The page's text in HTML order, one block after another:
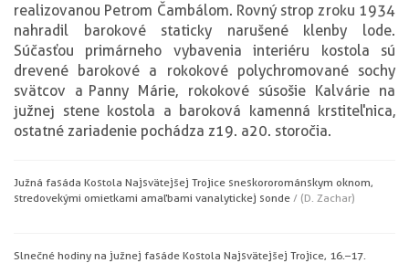
realizovanou Petrom Čambálom. Rovný strop z roku 1934
nahradil barokové staticky narušené klenby lode.
Súčasťou primárneho vybavenia interiéru kostola sú
drevené barokové a rokokové polychromované sochy
svätcov a Panny Márie, rokokové súsošie Kalvárie na
južnej stene kostola a baroková kamenná krstiteľnica,
ostatné zariadenie pochádza z 19. a 20. storočia.
Južná fasáda Kostola Najsvätejšej Trojice s neskororománskym oknom,
stredovekými omietkami a maľbami v analytickej sonde / (D. Zachar)
Slnečné hodiny na južnej fasáde Kostola Najsvätejšej Trojice, 16.–17.